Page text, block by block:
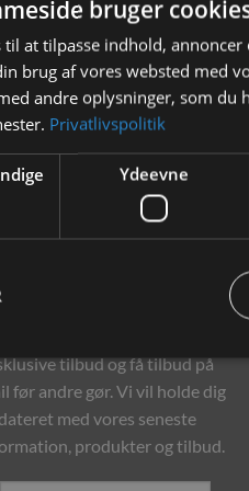
tilbud og få tilbud på
før andre gør. Vi vil holde dig
med vores seneste
produkter og tilbud.
bruger
at tilpasse indhold,
brug af vores websted med
andre oplysninger, som du
Privatlivspolitik
Ydeevne